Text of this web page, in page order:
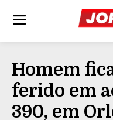
Homem
ferido em
390, em